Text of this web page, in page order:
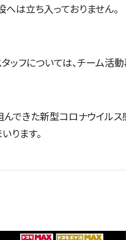
は⽴ち⼊っておりません。
ッフについては、チーム
んできた新型コロナウイル
ります。